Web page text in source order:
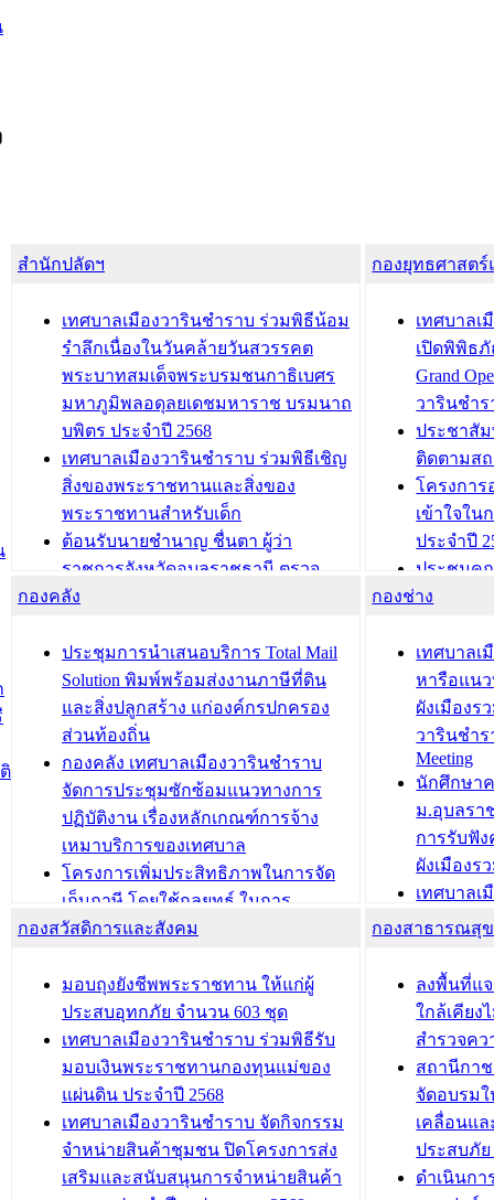
สำนักปลัดฯ
เทศบาลเมืองวารินชำราบ ร่วมพิธีน้อม
รำลึกเนื่องในวันคล้ายวันสวรรคต
พระบาทสมเด็จพระบรมชนกาธิเบศร
มหาภูมิพลอดุลยเดชมหาราช บรมนาถ
บพิตร ประจำปี 2568
เทศบาลเมืองวารินชำราบ ร่วมพิธีเชิญ
สิ่งของพระราชทานและสิ่งของ
พระราชทานสำหรับเด็ก
ต้อนรับนายชำนาญ ชื่นตา ผู้ว่า
ราชการจังหวัดอุบลราชธานี ตรวจ
ความเรียบร้อยของสถานที่ในการเตรี
องคมนตรี
สำนักทะเบียนท้องถิ่นเทศบาลเมือง
วารินชำราบ ดำเนินการมอบทะเบียน
บ้าน ทร.14 และบัตรประจำตัว
ประชาชนบุคคลประเภท 8 แก่บุคคลที่
ได้รับการเพิ่มชื่อในทะเบียนบ้าน
(ท.ร.14) กรณีคนไม่มีสัญชาติไทยได้รับ
อนุญาตให้มีถิ่นที่อยู่
ประชุมคณะกรรมการประเมินผลการ
ควบคุมภายในของ สำนัก/กอง/
โรงเรียน/ศูนย์พัฒนาเด็กเล็ก/สถานธนา
บทความ อื่นๆ ...
กองยุทธศาสต
เทศบาลเ
เปิดพิพิธภั
Grand
วารินชำร
ประชาสัม
ติดตามส
โครงกา
เข้าใจใน
ประจำปี
ประชุมค
ความเสี่ย
ประชุมที
ชีวา สร้า
ขับเคลื่อน
“เมืองแห่
บทความ อื่นๆ ...
กองคลัง
ประชุมการนำเสนอบริการ Total Mail
Solution พิมพ์พร้อมส่งงานภาษีที่ดิน
และสิ่งปลูกสร้าง แก่องค์กรปกครอง
ส่วนท้องถิ่น
กองคลัง เทศบาลเมืองวารินชำราบ
จัดการประชุมซักซ้อมแนวทางการ
ปฏิบัติงาน เรื่องหลักเกณฑ์การจ้าง
เหมาบริการของเทศบาล
โครงการเพิ่มประสิทธิภาพในการจัด
เก็บภาษี โดยใช้กลยุทธ์ ในการ
พัฒนาการจัดเก็บรายได้ ประจำปี พ.ศ.
เทศบาลเมืองวารินชำราบ ร่วมการ
ประชุมวิชาการระดับนานาชาติและ
นิทรรศการด้านนวัตกรรมท้องถิ่น 2568
และรับรางวัลทีมนักวิจัยดีเด่นจาก
นวัตกรรมโครงการทะเบียนภาษีป้าย
ประชุมผู้เช่าอาคารพาณิชย์ บริเวณ
ถนนเกษมสุขและถนนประทุมเทพภักดี
บทความ อื่นๆ ...
กองช่าง
เทศบาลเ
หารือแน
ผังเมืองร
วารินชำร
Meeting
นักศึกษา
ม.อุบลรา
การรับฟั
ผังเมืองร
เทศบาลเ
โครงการ
เทศบาล
รับฟังคว
ผังเมือง
วารินชำ
เทศบาล
ซักซ้อมแ
ประโยช
บทความ อื่นๆ ...
กองสวัสดิการและสังคม
มอบถุงยังชีพพระราชทาน ให้แก่ผู้
ประสบอุทกภัย จำนวน 603 ชุด
เทศบาลเมืองวารินชำราบ ร่วมพิธีรับ
มอบเงินพระราชทานกองทุนแม่ของ
แผ่นดิน ประจำปี 2568
เทศบาลเมืองวารินชำราบ จัดกิจกรรม
จำหน่ายสินค้าชุมชน ปิดโครงการส่ง
เสริมและสนับสนุนการจำหน่ายสินค้า
กองสาธารณสุ
ลงพื้นที่แ
ใกล้เคียง
สำรวจค
สถานีกา
จัดอบรม
เคลื่อนแ
ประสบภั
ดำเนินกา